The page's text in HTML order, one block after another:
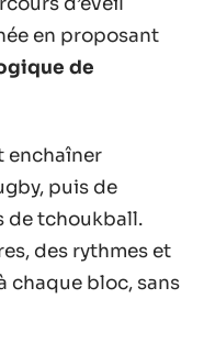
en proposant
de
enchaîner
puis de
de tchoukball.
des rythmes et
chaque bloc, sans